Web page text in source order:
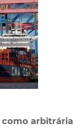
como arbitrária